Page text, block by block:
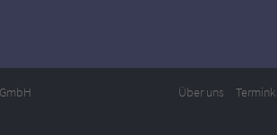
Über uns